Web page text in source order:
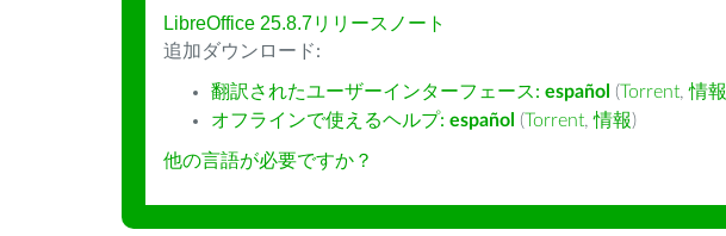
LibreOffice 25.8.7リリースノート
追加ダウンロード:
翻訳されたユーザーインターフェース: español (Torrent,情報
オフラインで使えるヘルプ: español (Torrent,情報)
他の言語が必要ですか？